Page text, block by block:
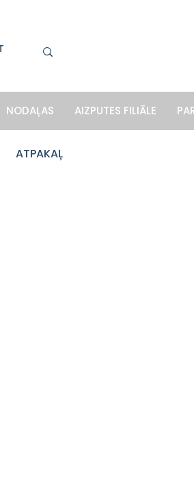
NODAĻAS AIZPUTES FILIĀLE
ATPAKAĻ